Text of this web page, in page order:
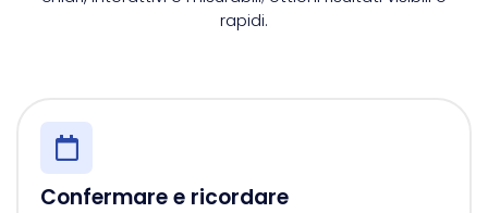
rapidi.
Confermare e ricordare